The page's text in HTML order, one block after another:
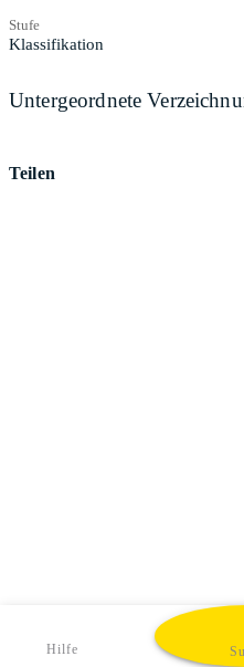
Stufe
Klassifikation
Untergeordnete
Teilen
Hilfe